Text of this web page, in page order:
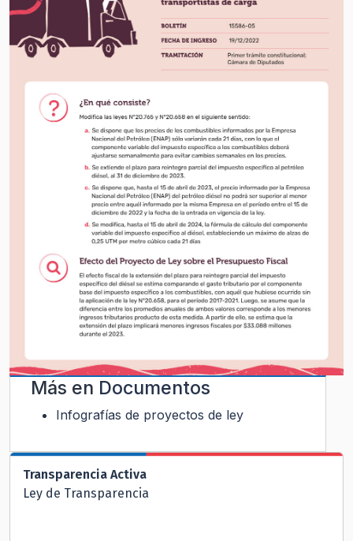
Más en Documentos
Infografías de proyectos de ley
Transparencia Activa
Ley de Transparencia